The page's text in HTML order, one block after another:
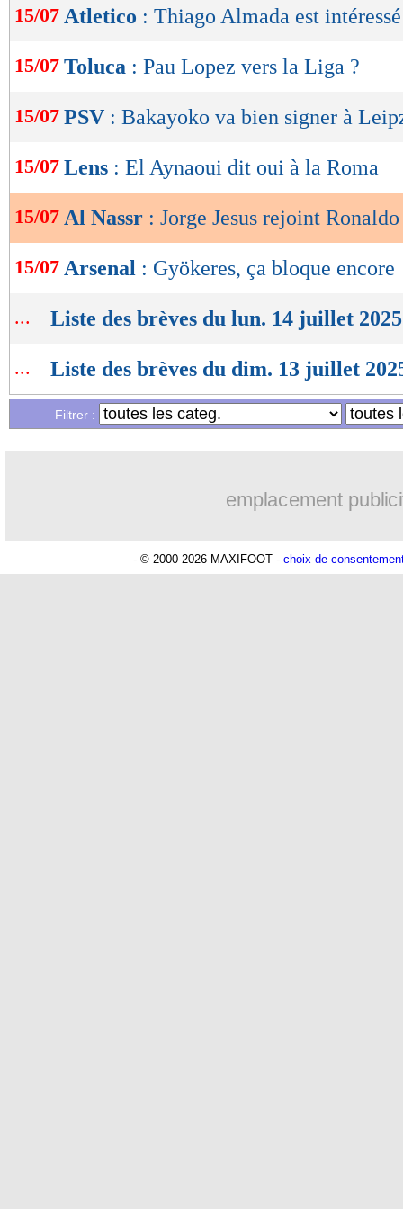
Lu 10.922 fois- Youcef Touaitia
de
OK
15/07 Atletico : Thiago Almada est intéressé
15/07 Toluca : Pau Lopez vers la Liga ?
15/07 PSV : Bakayoko va bien signer à
15/07 Lens : El Aynaoui dit oui à la Roma
15/07 Al Nassr : Jorge Jesus rejoint
15/07 Arsenal : Gyökeres, ça bloque encore
... Liste des brèves du lun. 14 juillet 2025
... Liste des brèves du dim. 13 juillet
Filtrer :
emplacement
- © 2000-2026 MAXIFOOT - choix de